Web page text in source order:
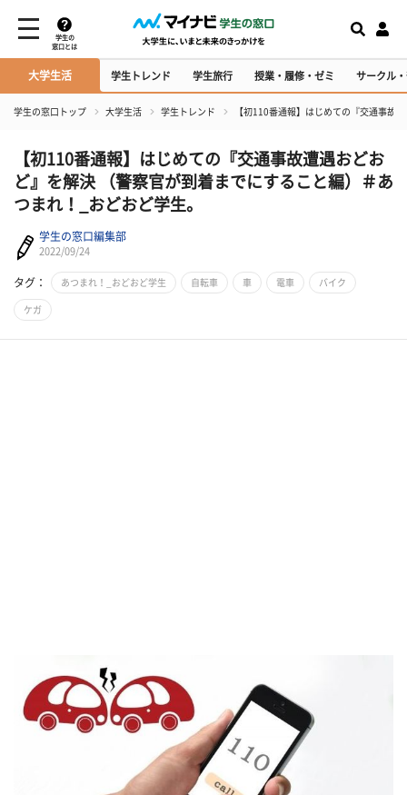
学生の
窓口とは
大学生活 学生トレンド 学生旅行 授業・履修・ゼミ サークル
学生の窓口トップ 大学生活 学生トレンド 【初110番通報】はじめての『交通事故
【初110番通報】はじめての『交通事故遭遇おどお
ど』を解決 （警察官が到着までにすること編）＃あ
つまれ！_おどおど学生。
学生の窓口編集部
2022/09/24
タグ： あつまれ！_おどおど学生 自転車 車 電車 バイク
ケガ